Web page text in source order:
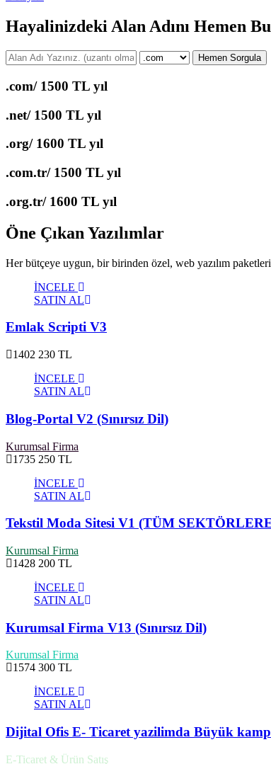
Hayalinizdeki Alan Adını Hemen
Hemen Sorgula
.com/ 1500 TL yıl
.net/ 1500 TL yıl
.org/ 1600 TL yıl
.com.tr/ 1500 TL yıl
.org.tr/ 1600 TL yıl
Öne Çıkan Yazılımlar
Her bütçeye uygun, bir birinden özel, web yazılım
İNCELE
SATIN AL
Emlak Scripti V3
1402 230 TL
İNCELE
SATIN AL
Blog-Portal V2 (Sınırsız Dil)
Kurumsal Firma
1735 250 TL
İNCELE
SATIN AL
Tekstil Moda Sitesi V1 (TÜM
Kurumsal Firma
1428 200 TL
İNCELE
SATIN AL
Kurumsal Firma V13 (Sınırsız Dil)
Kurumsal Firma
1574 300 TL
İNCELE
SATIN AL
Dijital Ofis E- Ticaret yazilimda Büyük
E-Ticaret & Ürün Satış